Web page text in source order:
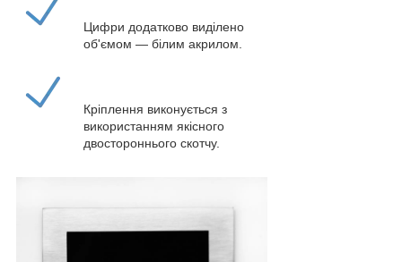
Цифри додатково виділено
об'ємом — білим акрилом.
Кріплення виконується з
використанням якісного
двостороннього скотчу.